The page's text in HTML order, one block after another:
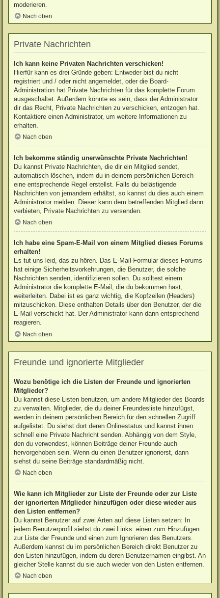
moderieren.
Nach oben
Private Nachrichten
Ich kann keine Privaten Nachrichten verschicken!
Hierfür kann es drei Gründe geben: Entweder bist du nicht
registriert und / oder nicht angemeldet, oder die Board-
Administration hat Private Nachrichten für das komplette Forum
ausgeschaltet. Außerdem könnte es sein, dass der Administrator
dir das Recht, Private Nachrichten zu verschicken, entzogen hat.
Kontaktiere einen Administrator, um weitere Informationen zu
erhalten.
Nach oben
Ich bekomme ständig unerwünschte Private Nachrichten!
Du kannst Private Nachrichten, die dir ein Mitglied sendet,
automatisch löschen, indem du in deinem persönlichen Bereich
eine entsprechende Regel erstellst. Falls du belästigende
Nachrichten von jemandem erhältst, so kannst du dies auch einem
Administrator melden. Dieser kann dem betreffenden Mitglied dann
verbieten, Private Nachrichten zu versenden.
Nach oben
Ich habe eine Spam-E-Mail von einem Mitglied dieses Forums
erhalten!
Es tut uns leid, das zu hören. Das E-Mail-Formular dieses Forums
hat einige Sicherheitsvorkehrungen, die Benutzer, die solche
Nachrichten senden, identifizieren sollen. Du solltest einem
Administrator die komplette E-Mail, die du bekommen hast,
weiterleiten. Dabei ist es ganz wichtig, die Kopfzeilen (Headers)
mitzuschicken. Diese enthalten Details über den Benutzer, der die
E-Mail verschickt hat. Der Administrator kann dann entsprechend
reagieren.
Nach oben
Freunde und ignorierte Mitglieder
Wozu benötige ich die Listen der Freunde und ignorierten
Mitglieder?
Du kannst diese Listen benutzen, um andere Mitglieder des Boards
zu verwalten. Mitglieder, die du deiner Freundesliste hinzufügst,
werden in deinem persönlichen Bereich für den schnellen Zugriff
aufgelistet. Du siehst dort deren Onlinestatus und kannst ihnen
schnell eine Private Nachricht senden. Abhängig von dem Style,
den du verwendest, können Beiträge deiner Freunde auch
hervorgehoben sein. Wenn du einen Benutzer ignorierst, dann
siehst du seine Beiträge standardmäßig nicht.
Nach oben
Wie kann ich Mitglieder zur Liste der Freunde oder zur Liste
der ignorierten Mitglieder hinzufügen oder diese wieder aus
den Listen entfernen?
Du kannst Benutzer auf zwei Arten auf diese Listen setzen: In
jedem Benutzerprofil siehst du zwei Links: einen zum Hinzufügen
zur Liste der Freunde und einen zum Ignorieren des Benutzers.
Außerdem kannst du im persönlichen Bereich direkt Benutzer zu
den Listen hinzufügen, indem du deren Benutzernamen eingibst. An
gleicher Stelle kannst du sie auch wieder von den Listen entfernen.
Nach oben